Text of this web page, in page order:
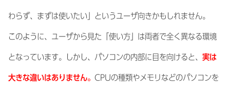
わらず、まずは使いたい」というユーザ向きかもしれません。
このように、ユーザから見た「使い方」は両者で全く異なる環境
となっています。しかし、パソコンの内部に目を向けると、 実は
大きな違いはありません。 CPUの種類やメモリなどのパソコンを